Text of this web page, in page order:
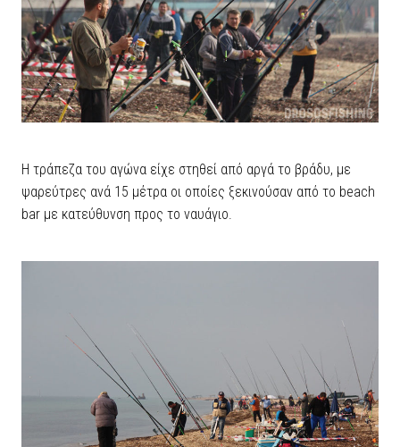
Η τράπεζα του αγώνα είχε στηθεί από αργά το βράδυ, με
ψαρεύτρες ανά 15 μέτρα οι οποίες ξεκινούσαν από το beach
bar με κατεύθυνση προς το ναυάγιο.